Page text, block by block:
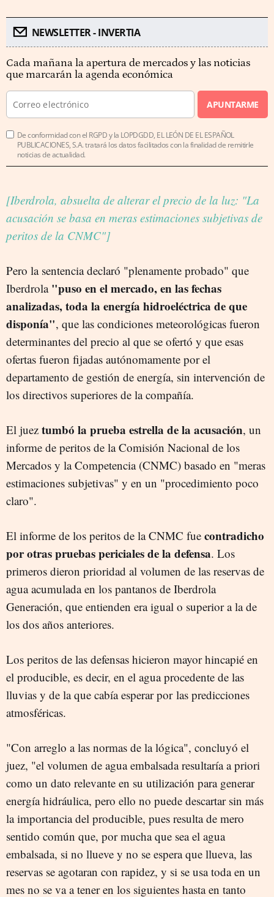
NEWSLETTER - INVERTIA
Cada mañana la apertura de mercados y las noticias
que marcarán la agenda económica
APUNTARME
De conformidad con el RGPD y la LOPDGDD, EL LEÓN DE EL ESPAÑOL
PUBLICACIONES, S.A. tratará los datos facilitados con la finalidad de remitirle
noticias de actualidad.
[Iberdrola, absuelta de alterar el precio de la luz: "La
acusación se basa en meras estimaciones subjetivas de
peritos de la CNMC"]
Pero la sentencia declaró "plenamente probado" que
Iberdrola "puso en el mercado, en las fechas
analizadas, toda la energía hidroeléctrica de que
disponía", que las condiciones meteorológicas fueron
determinantes del precio al que se ofertó y que esas
ofertas fueron fijadas autónomamente por el
departamento de gestión de energía, sin intervención de
los directivos superiores de la compañía.
El juez tumbó la prueba estrella de la acusación, un
informe de peritos de la Comisión Nacional de los
Mercados y la Competencia (CNMC) basado en "meras
estimaciones subjetivas" y en un "procedimiento poco
claro".
El informe de los peritos de la CNMC fue contradicho
por otras pruebas periciales de la defensa. Los
primeros dieron prioridad al volumen de las reservas de
agua acumulada en los pantanos de Iberdrola
Generación, que entienden era igual o superior a la de
los dos años anteriores.
Los peritos de las defensas hicieron mayor hincapié en
el producible, es decir, en el agua procedente de las
lluvias y de la que cabía esperar por las predicciones
atmosféricas.
"Con arreglo a las normas de la lógica", concluyó el
juez, "el volumen de agua embalsada resultaría a priori
como un dato relevante en su utilización para generar
energía hidráulica, pero ello no puede descartar sin más
la importancia del producible, pues resulta de mero
sentido común que, por mucha que sea el agua
embalsada, si no llueve y no se espera que llueva, las
reservas se agotaran con rapidez, y si se usa toda en un
mes no se va a tener en los siguientes hasta en tanto